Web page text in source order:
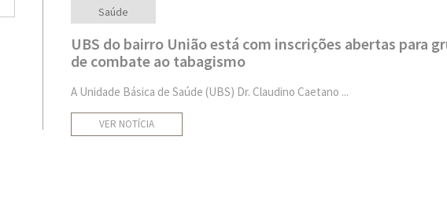
Saúde
UBS do bairro União está com inscrições abertas para
de combate ao tabagismo
A Unidade Básica de Saúde (UBS) Dr. Claudino Caetano ...
VER NOTÍCIA